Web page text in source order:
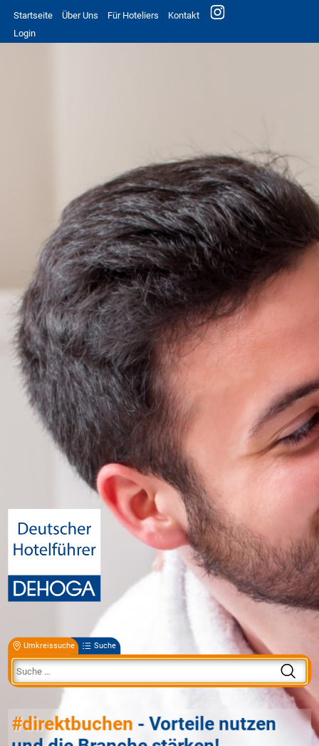
Startseite Über Uns Für Hoteliers
Kontakt
Login
Umkreissuche Suche
#direktbuchen - Vorteile nutzen